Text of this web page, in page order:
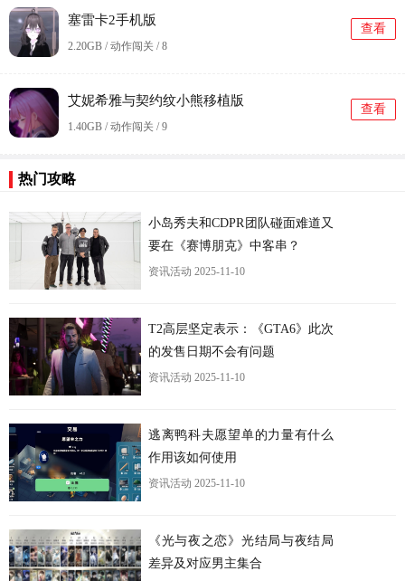
塞雷卡2手机版
2.20GB / 动作闯关 /8
查看
艾妮希雅与契约纹小熊移植版
1.40GB / 动作闯关 /9
查看
热门攻略
小岛秀夫和CDPR团队碰面难道又
要在《赛博朋克》中客串？
资讯活动 2025-11-10
T2高层坚定表示：《GTA6》此次
的发售日期不会有问题
资讯活动 2025-11-10
逃离鸭科夫愿望单的力量有什么
作用该如何使用
资讯活动 2025-11-10
《光与夜之恋》光结局与夜结局
差异及对应男主集合